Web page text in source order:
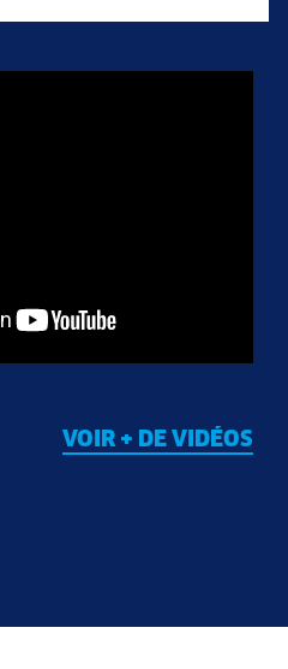
VOIR + DE VIDÉOS